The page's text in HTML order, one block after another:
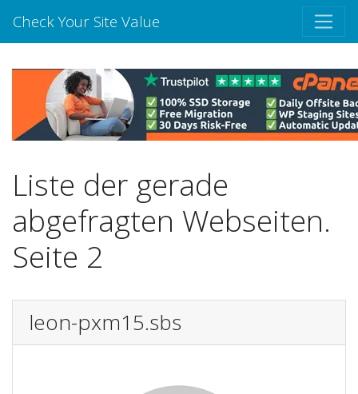
Check Your Site Value
Liste der gerade
abgefragten Webseiten.
Seite 2
leon-pxm15.sbs